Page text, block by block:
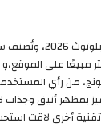
مبيعًا على
من رأي
بمظهر أنيق وجذاب
أخرى لاقت